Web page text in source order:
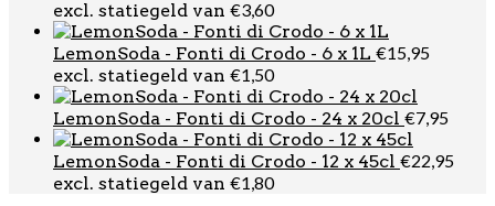
prijs
was:
€32,95.
prijs
is:
€29,95.
excl. statiegeld van €3,60
LemonSoda - Fonti di Crodo - 6 x 1L €15,95
excl. statiegeld van €1,50
LemonSoda - Fonti di Crodo - 24 x 20cl €7,95
LemonSoda - Fonti di Crodo - 12 x 45cl €22,95
excl. statiegeld van €1,80